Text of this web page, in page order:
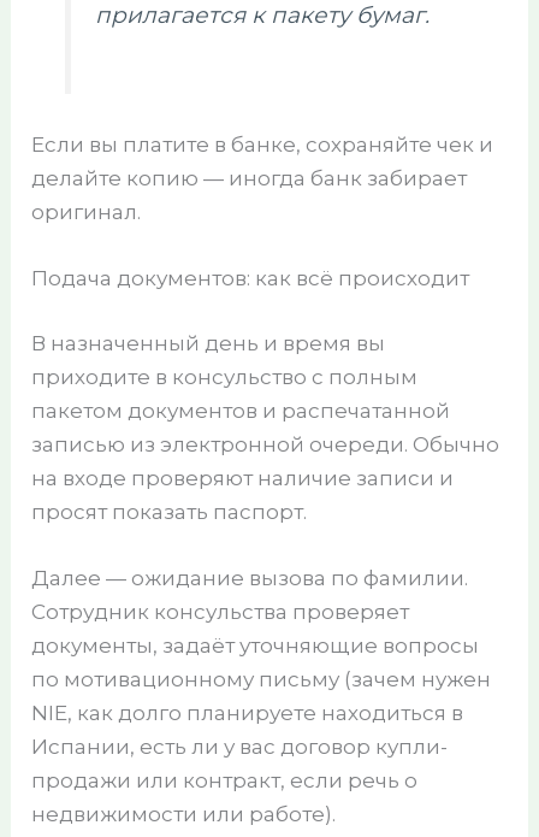
прилагается к пакету бумаг.
Если вы платите в банке, сохраняйте чек и
делайте копию — иногда банк забирает
оригинал.
Подача документов: как всё происходит
В назначенный день и время вы
приходите в консульство с полным
пакетом документов и распечатанной
записью из электронной очереди. Обычно
на входе проверяют наличие записи и
просят показать паспорт.
Далее — ожидание вызова по фамилии.
Сотрудник консульства проверяет
документы, задаёт уточняющие вопросы
по мотивационному письму (зачем нужен
NIE, как долго планируете находиться в
Испании, есть ли у вас договор купли-
продажи или контракт, если речь о
недвижимости или работе).